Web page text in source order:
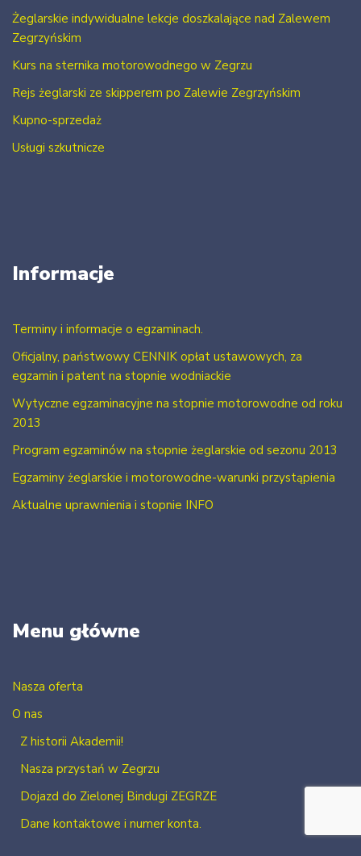
Żeglarskie indywidualne lekcje doszkalające nad Zalewem
Zegrzyńskim
Kurs na sternika motorowodnego w Zegrzu
Rejs żeglarski ze skipperem po Zalewie Zegrzyńskim
Kupno-sprzedaż
Usługi szkutnicze
Informacje
Terminy i informacje o egzaminach.
Oficjalny, państwowy CENNIK opłat ustawowych, za
egzamin i patent na stopnie wodniackie
Wytyczne egzaminacyjne na stopnie motorowodne od roku
2013
Program egzaminów na stopnie żeglarskie od sezonu 2013
Egzaminy żeglarskie i motorowodne-warunki przystąpienia
Aktualne uprawnienia i stopnie INFO
Menu główne
Nasza oferta
O nas
Z historii Akademii!
Nasza przystań w Zegrzu
Dojazd do Zielonej Bindugi ZEGRZE
Dane kontaktowe i numer konta.